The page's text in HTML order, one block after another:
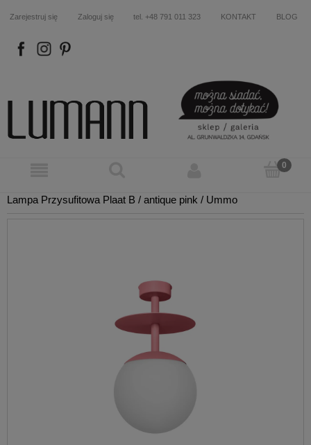
Zarejestruj się Zaloguj się tel. +48 791 011 323 KONTAKT BLOG
FB IN P
Lampa Przysufitowa Plaat B / antique pink / Ummo